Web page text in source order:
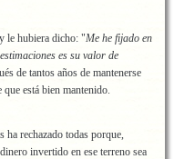
le hubiera dicho: "Me he fijado en
es su valor de
de tantos años de mantenerse
está bien mantenido.
ha rechazado todas porque,
invertido en ese terreno sea